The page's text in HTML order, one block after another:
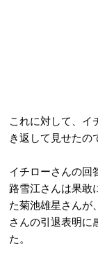
これに対して、イ
き返して見せたの
イチローさんの回
路雪江さんは果敢
た菊池雄星さんが
さんの引退表明に
た。